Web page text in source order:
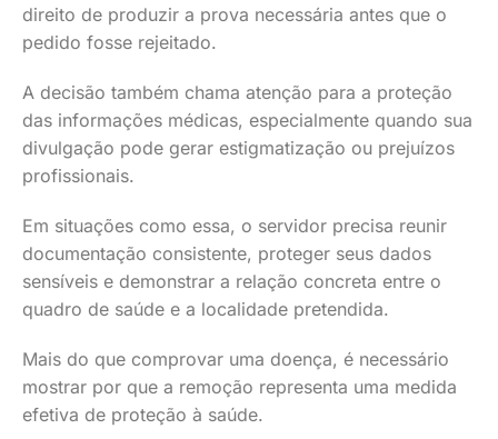
direito de produzir a prova necessária antes que o
pedido fosse rejeitado.
A decisão também chama atenção para a proteção
das informações médicas, especialmente quando sua
divulgação pode gerar estigmatização ou prejuízos
profissionais.
Em situações como essa, o servidor precisa reunir
documentação consistente, proteger seus dados
sensíveis e demonstrar a relação concreta entre o
quadro de saúde e a localidade pretendida.
Mais do que comprovar uma doença, é necessário
mostrar por que a remoção representa uma medida
efetiva de proteção à saúde.